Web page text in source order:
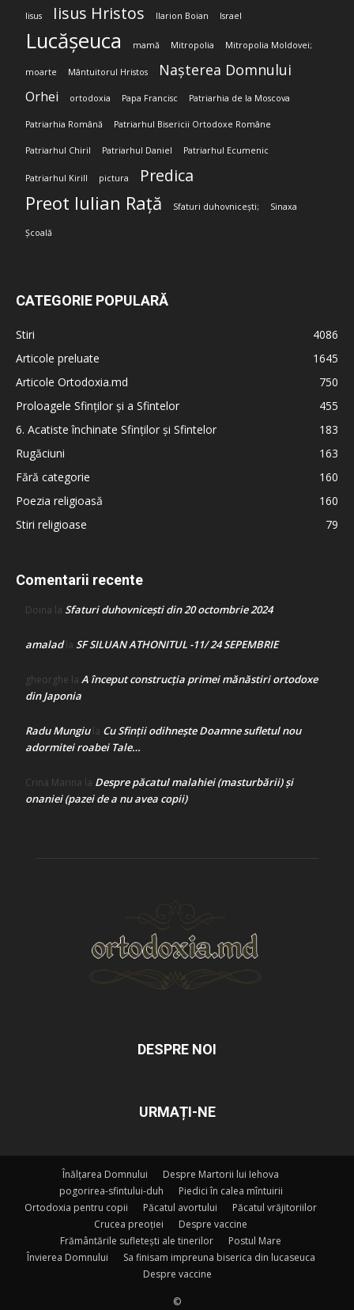
Iisus Iisus Hristos Ilarion Boian Israel
Lucășeuca mamă Mitropolia Mitropolia Moldovei;
moarte Mântuitorul Hristos Nașterea Domnului
Orhei ortodoxia Papa Francisc Patriarhia de la Moscova
Patriarhia Română Patriarhul Bisericii Ortodoxe Române
Patriarhul Chiril Patriarhul Daniel Patriarhul Ecumenic
Patriarhul Kirill pictura Predica
Preot Iulian Rață Sfaturi duhovnicești; Sinaxa
Școală
CATEGORIE POPULARĂ
Stiri
4086
Articole preluate
1645
Articole Ortodoxia.md
750
Proloagele Sfinților și a Sfintelor
455
6. Acatiste închinate Sfinților și Sfintelor
183
Rugăciuni
163
Fără categorie
160
Poezia religioasă
160
Stiri religioase
79
Comentarii recente
Doina la Sfaturi duhovnicești din 20 octombrie 2024
amaladla SF SILUAN ATHONITUL -11/ 24 SEPEMBRIE
gheorghe la A început construcţia primei mănăstiri ortodoxe
din Japonia
Radu Mungiula Cu Sfinții odihnește Doamne sufletul nou
adormitei roabei Tale…
Crina Marina la Despre păcatul malahiei (masturbării) şi
onaniei (pazei de a nu avea copii)
DESPRE NOI
URMAȚI-NE
Înălțarea Domnului
Despre Martorii lui Iehova
pogorirea-sfintului-duh
Piedici în calea mîntuirii
Ortodoxia pentru copii
Păcatul avortului
Păcatul vrăjitoriilor
Crucea preoției
Despre vaccine
Frământările sufletești ale tinerilor
Postul Mare
Învierea Domnului
Sa finisam impreuna biserica din lucaseuca
Despre vaccine
©